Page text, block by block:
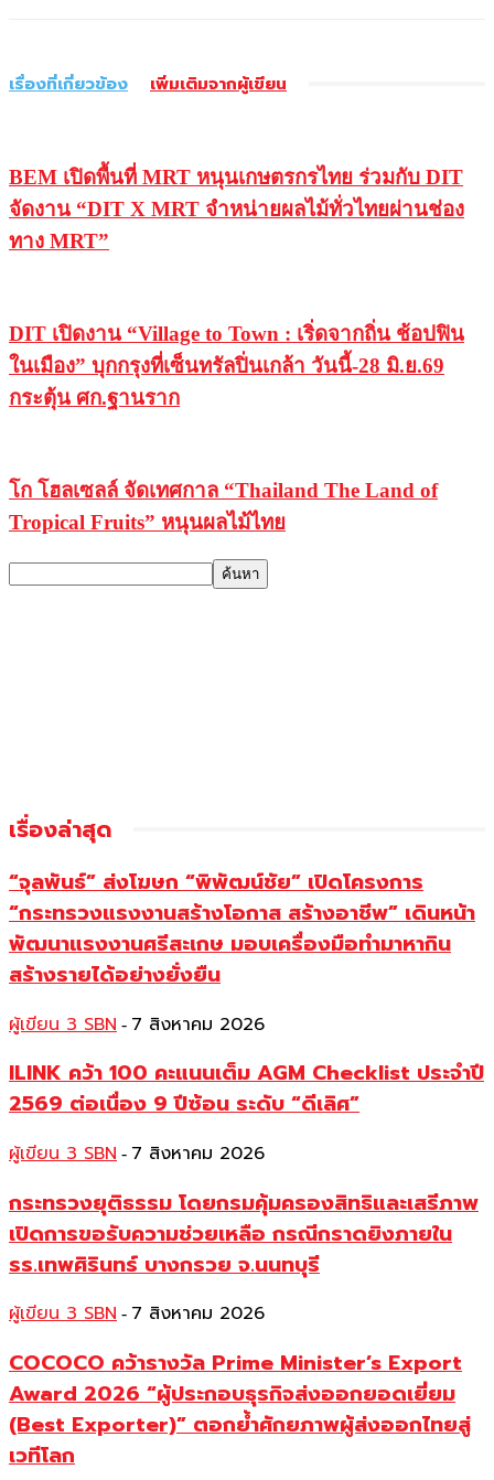
เรื่องที่เกี่ยวข้อง เพิ่มเติมจากผู้เขียน
BEM เปิดพื้นที่ MRT หนุนเกษตรกรไทย ร่วมกับ DIT
จัดงาน “DIT X MRT จำหน่ายผลไม้ทั่วไทยผ่านช่อง
ทาง MRT”
DIT เปิดงาน “Village to Town : เริ่ดจากถิ่น ช้อปฟิน
ในเมือง” บุกกรุงที่เซ็นทรัลปิ่นเกล้า วันนี้-28 มิ.ย.69
กระตุ้น ศก.ฐานราก
โก โฮลเซลล์ จัดเทศกาล “Thailand The Land of
Tropical Fruits” หนุนผลไม้ไทย
เรื่องล่าสุด
“จุลพันธ์” ส่งโฆษก “พิพัฒน์ชัย” เปิดโครงการ
“กระทรวงแรงงานสร้างโอกาส สร้างอาชีพ” เดินหน้า
พัฒนาแรงงานศรีสะเกษ มอบเครื่องมือทำมาหากิน
สร้างรายได้อย่างยั่งยืน
ผู้เขียน 3 SBN - 7 สิงหาคม 2026
ILINK คว้า 100 คะแนนเต็ม AGM Checklist ประจำปี
2569 ต่อเนื่อง 9 ปีซ้อน ระดับ “ดีเลิศ”
ผู้เขียน 3 SBN - 7 สิงหาคม 2026
กระทรวงยุติธรรม โดยกรมคุ้มครองสิทธิและเสรีภาพ
เปิดการขอรับความช่วยเหลือ กรณีกราดยิงภายใน
รร.เทพศิรินทร์ บางกรวย จ.นนทบุรี
ผู้เขียน 3 SBN - 7 สิงหาคม 2026
COCOCO คว้ารางวัล Prime Minister’s Export
Award 2026 “ผู้ประกอบธุรกิจส่งออกยอดเยี่ยม
(Best Exporter)” ตอกย้ำศักยภาพผู้ส่งออกไทยสู่
เวทีโลก